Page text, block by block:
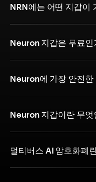
NRN에는 어떤 지갑이
Neuron 지갑은 무료인
Neuron에 가장 안전한
Neuron 지갑이란 무엇
멀티버스 AI 암호화폐